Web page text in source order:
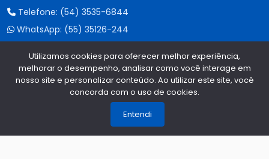
Telefone: (54) 3535-6844
WhatsApp: (55) 35126-244
CENTRAL AUTO PEÇAS - ERECHIM
Telefone:(54) 2107-6244
(55) 35126-244
Utilizamos cookies para oferecer melhor experiência,
melhorar o desempenho, analisar como você interage em
nosso site e personalizar conteúdo. Ao utilizar este site, você
concorda com o uso de cookies.
Entendi